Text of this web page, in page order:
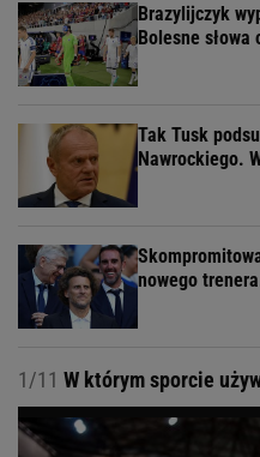
Brazylijczyk
Bolesne słowa
Tak Tusk
Nawrockiego.
nowego
1/11 W którym sporcie